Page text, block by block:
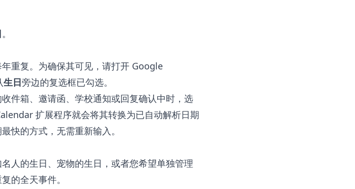
。
重复。为确保其可见，请打开 Google
生日旁边的复选框已勾选。
件箱、邀请函、学校通知或回复确认中时，选
扩展程序就会将其转换为已自动解析日期
快的方式，无需重新输入。
人的生日、宠物的生日，或者您希望单独管理
的全天事件。